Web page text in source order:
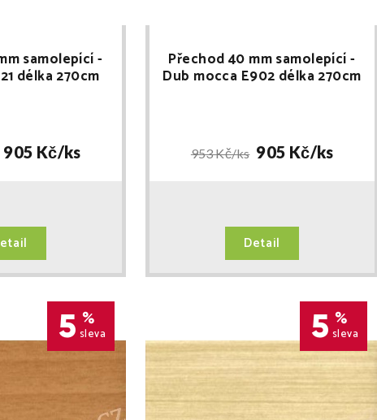
samolepící -
délka 270cm
905 Kč/ks
Přechod 40 mm samolepící -
Dub mocca E902 délka 270cm
953 Kč/ks 905 Kč/ks
Detail
5 %
sleva 5 %
sleva